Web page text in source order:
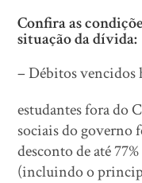
Confira as
situação da dívida:
– Débitos vencidos
estudantes fora do
sociais do governo
desconto de até
(incluindo o